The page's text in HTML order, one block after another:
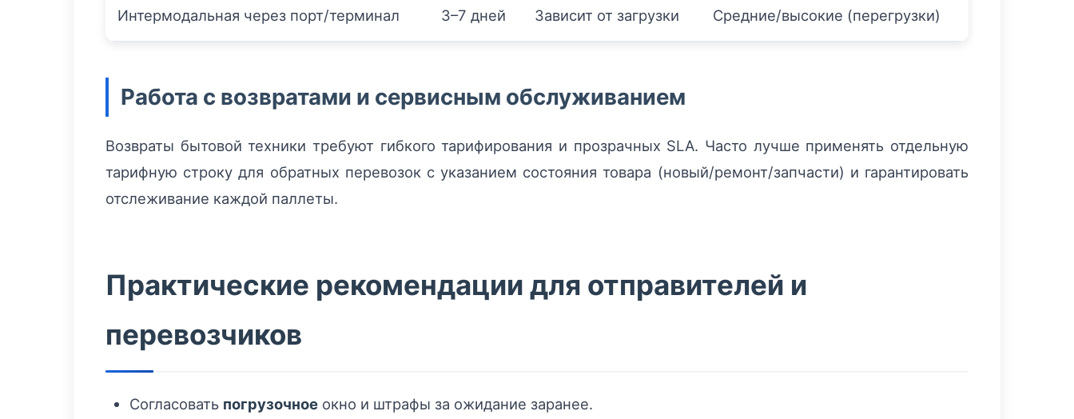
Интермодальная через порт/терминал 3–7 дней Зависит от загрузки Средние/высокие (перегрузки)
Работа с возвратами и сервисным обслуживанием
Возвраты бытовой техники требуют гибкого тарифирования и прозрачных SLA. Часто лучше применять отдельную
тарифную строку для обратных перевозок с указанием состояния товара (новый/ремонт/запчасти) и гарантировать
отслеживание каждой паллеты.
Практические рекомендации для отправителей и
перевозчиков
Согласовать погрузочное окно и штрафы за ожидание заранее.